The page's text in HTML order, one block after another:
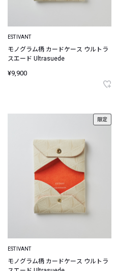
ESTIVANT
モノグラム柄 カードケース ウルトラ
スエード Ultrasuede
¥9,900
限定
ESTIVANT
モノグラム柄 カードケース ウルトラ